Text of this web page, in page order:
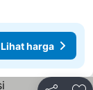
Lihat harga